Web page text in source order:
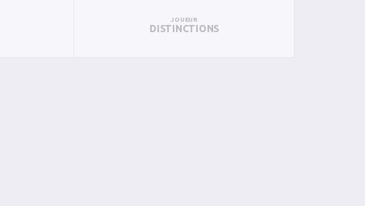
JOUEUR
DISTINCTIONS